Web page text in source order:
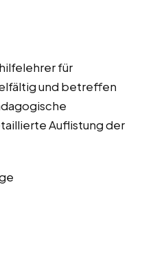
für
und betreffen
Auflistung der